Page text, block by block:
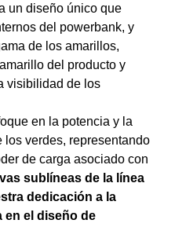
un diseño único que
del powerbank, y
de los amarillos,
del producto y
visibilidad de los
en la potencia y la
verdes, representando
de carga asociado con
sublíneas de la línea
dedicación a la
en el diseño de